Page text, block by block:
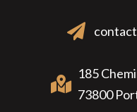
185
73800